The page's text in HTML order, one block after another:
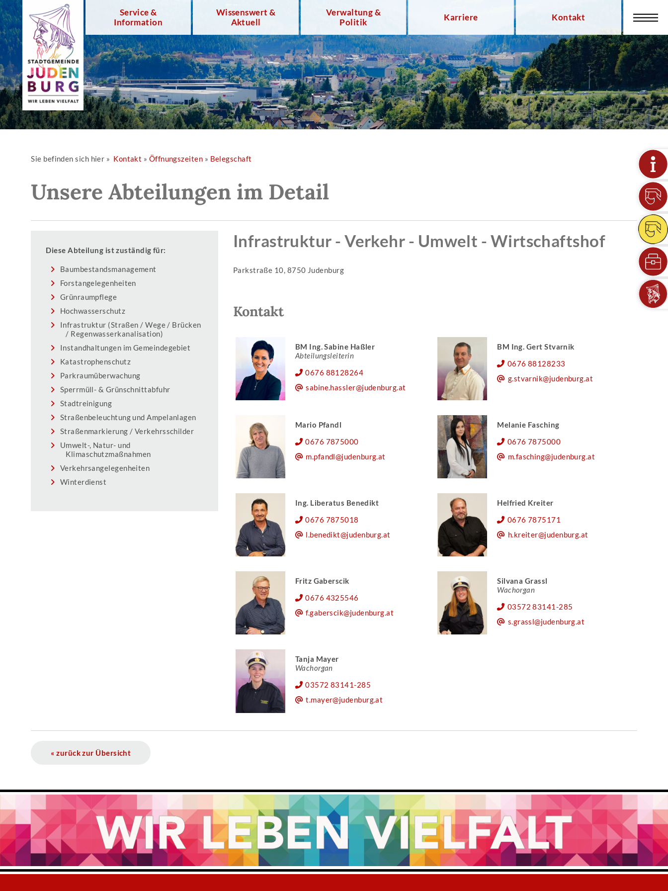
Service &
Information
Wissenswert &
Aktuell
Verwaltung &
Politik
Karriere Kontakt
Sie befinden sich hier » Kontakt » Öffnungszeiten » Belegschaft
Unsere Abteilungen im Detail
Infrastruktur - Verkehr - Umwelt - Wirtschaftshof
Parkstraße 10, 8750 Judenburg
Kontakt
BM Ing. Sabine Haßler
Abteilungsleiterin
0676 88128264
sabine.hassler@judenburg.at
BM Ing. Gert Stvarnik
0676 88128233
g.stvarnik@judenburg.at
Mario Pfandl
0676 7875000
m.pfandl@judenburg.at
Melanie Fasching
0676 7875000
m.fasching@judenburg.at
Ing. Liberatus Benedikt
0676 7875018
l.benedikt@judenburg.at
Helfried Kreiter
0676 7875171
h.kreiter@judenburg.at
Fritz Gaberscik
0676 4325546
f.gaberscik@judenburg.at
Silvana Grassl
Wachorgan
03572 83141-285
s.grassl@judenburg.at
Tanja Mayer
Wachorgan
03572 83141-285
t.mayer@judenburg.at
Diese Abteilung ist zuständig für:
Baumbestandsmanagement
Forstangelegenheiten
Grünraumpflege
Hochwasserschutz
Infrastruktur (Straßen / Wege / Brücken
/ Regenwasserkanalisation)
Instandhaltungen im Gemeindegebiet
Katastrophenschutz
Parkraumüberwachung
Sperrmüll- & Grünschnittabfuhr
Stadtreinigung
Straßenbeleuchtung und Ampelanlagen
Straßenmarkierung / Verkehrsschilder
Umwelt-, Natur- und
Klimaschutzmaßnahmen
Verkehrsangelegenheiten
Winterdienst
« zurück zur Übersicht